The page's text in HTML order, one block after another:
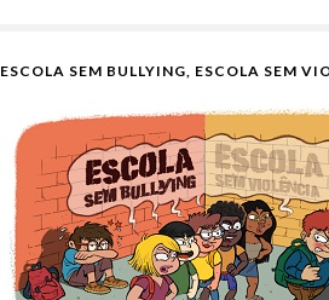
ESCOLA SEM BULLYING, ESCOLA SEM